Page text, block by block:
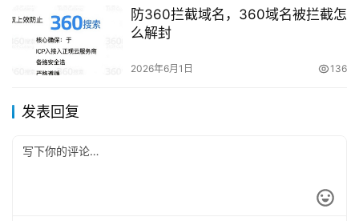
防360拦截域名，360域名被拦截怎
么解封
2026年6月1日 136
发表回复